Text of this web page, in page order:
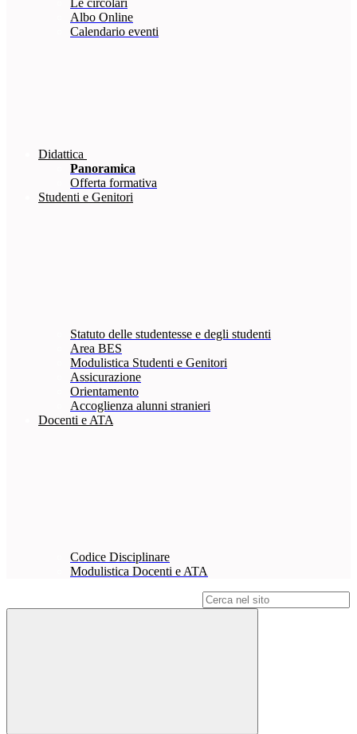
Le circolari
Albo Online
Calendario eventi
Didattica
Panoramica
Offerta formativa
Studenti e Genitori
Statuto delle studentesse e degli studenti
Area BES
Modulistica Studenti e Genitori
Assicurazione
Orientamento
Accoglienza alunni stranieri
Docenti e ATA
Codice Disciplinare
Modulistica Docenti e ATA